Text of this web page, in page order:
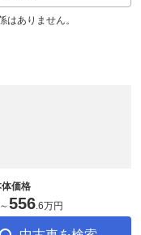
ありません。
価格
～556.6万円